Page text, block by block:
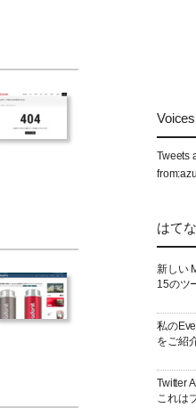
Tweets
はて
新しい
15のツ
私の
をご紹
Twitter
これは